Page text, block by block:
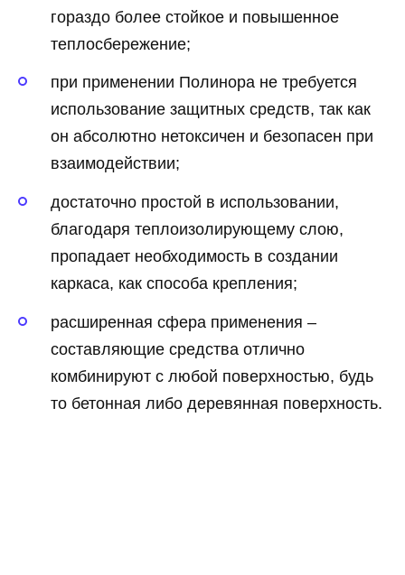
гораздо более стойкое и повышенное
теплосбережение;
при применении Полинора не требуется
использование защитных средств, так как
он абсолютно нетоксичен и безопасен при
взаимодействии;
достаточно простой в использовании,
благодаря теплоизолирующему слою,
пропадает необходимость в создании
каркаса, как способа крепления;
расширенная сфера применения –
составляющие средства отлично
комбинируют с любой поверхностью, будь
то бетонная либо деревянная поверхность.